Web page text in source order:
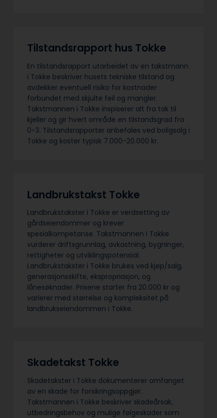
Tilstandsrapport hus Tokke
En tilstandsrapport utarbeidet av en takstmann
i Tokke beskriver husets tekniske tilstand og
avdekker eventuell risiko for kostnader
forbundet med skjulte feil og mangler.
Takstmannen i Tokke inspiserer alt fra tak til
kjeller og gir hvert område en tilstandsgrad fra
0-3. Tilstandsrapporter anbefales ved boligsalg i
Tokke og koster typisk 7.000-20.000 kr.
Landbrukstakst Tokke
Landbrukstakster i Tokke er verdsetting av
gårdseiendommer og krever
spesialkompetanse. Takstmannen i Tokke
vurderer driftsgrunnlag, avkastning, bygninger,
rettigheter og utviklingspotensial.
Landbrukstakster i Tokke brukes ved kjøp/salg,
generasjonsskifte, ekspropriasjon, og
lånesøknader. Prisene starter fra 20.000 kr og
varierer med størrelse og kompleksitet på
landbrukseiendommen i Tokke.
Skadetakst Tokke
Skadetakster i Tokke dokumenterer omfanget
av en skade for forsikringsoppgjør.
Takstmannen i Tokke beskriver skadeårsak,
utbedringsbehov og mulige følgeskader som